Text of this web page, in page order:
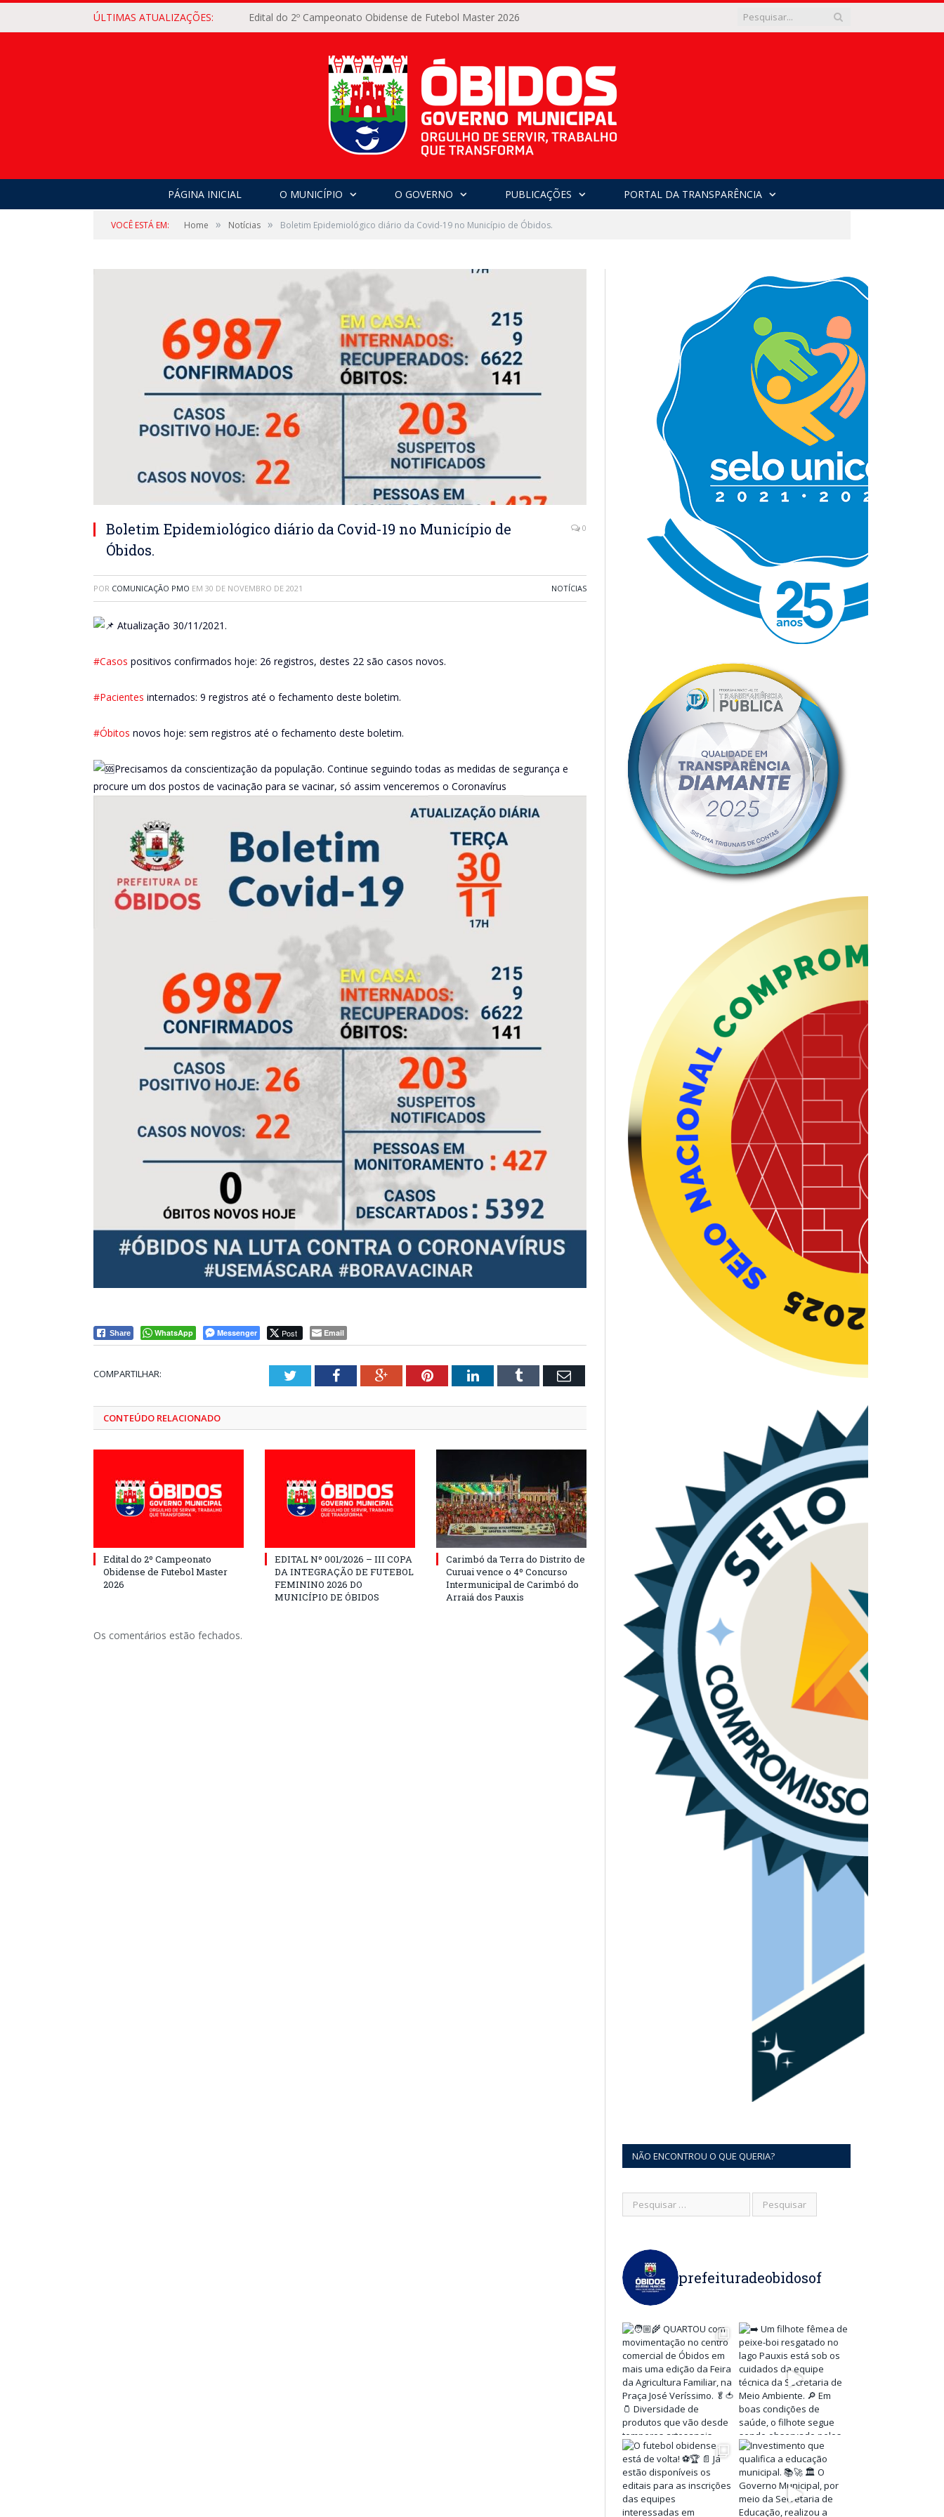
ÚLTIMAS ATUALIZAÇÕES: Edital do 2º Campeonato Obidense de Futebol Master 2026
PÁGINA INICIAL O MUNICÍPIO O GOVERNO PUBLICAÇÕES PORTAL DA TRANSPARÊNCIA
VOCÊ ESTÁ EM: Home » Notícias » Boletim Epidemiológico diário da Covid-19 no Município de Óbidos.
Boletim Epidemiológico diário da Covid-19 no Município de
Óbidos.
0
POR COMUNICAÇÃO PMO EM 30 DE NOVEMBRO DE 2021 NOTÍCIAS
Atualização 30/11/2021.
#Casos positivos confirmados hoje: 26 registros, destes 22 são casos novos.
#Pacientes internados: 9 registros até o fechamento deste boletim.
#Óbitos novos hoje: sem registros até o fechamento deste boletim.
Precisamos da conscientização da população. Continue seguindo todas as medidas de segurança e
procure um dos postos de vacinação para se vacinar, só assim venceremos o Coronavírus
Share WhatsApp Messenger Post Email
COMPARTILHAR: TwitterFacebookGoogle+PinterestLinkedInTumblr Email
CONTEÚDO RELACIONADO
Edital do 2º Campeonato
Obidense de Futebol Master
2026
EDITAL Nº 001/2026 – III COPA
DA INTEGRAÇÃO DE FUTEBOL
FEMININO 2026 DO
MUNICÍPIO DE ÓBIDOS
Carimbó da Terra do Distrito de
Curuai vence o 4º Concurso
Intermunicipal de Carimbó do
Arraiá dos Pauxis
Os comentários estão fechados.
NÃO ENCONTROU O QUE QUERIA?
prefeituradeobidosof